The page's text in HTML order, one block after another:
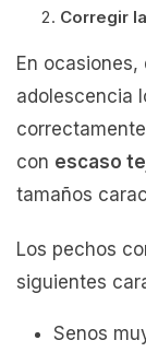
Corregir
En
adolescencia
con escaso
tamaños
Los pechos
siguientes
Senos